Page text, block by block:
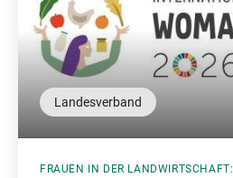
Landesverband
FRAUEN IN DER LANDWIRTSCHAFT: